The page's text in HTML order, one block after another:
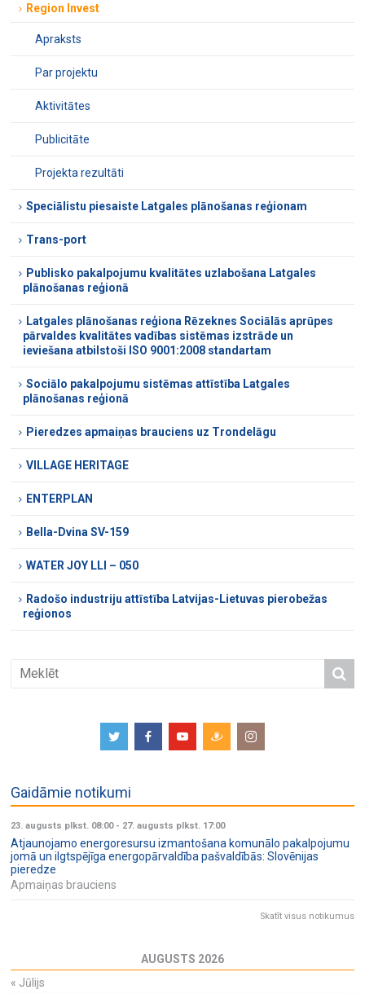
Region Invest
Apraksts
Par projektu
Aktivitātes
Publicitāte
Projekta rezultāti
Speciālistu piesaiste Latgales plānošanas reģionam
Trans-port
Publisko pakalpojumu kvalitātes uzlabošana Latgales
plānošanas reģionā
Latgales plānošanas reģiona Rēzeknes Sociālās aprūpes
pārvaldes kvalitātes vadības sistēmas izstrāde un
ieviešana atbilstoši ISO 9001:2008 standartam
Sociālo pakalpojumu sistēmas attīstība Latgales
plānošanas reģionā
Pieredzes apmaiņas brauciens uz Trondelāgu
VILLAGE HERITAGE
ENTERPLAN
Bella-Dvina SV-159
WATER JOY LLI – 050
Radošo industriju attīstība Latvijas-Lietuvas pierobežas
reģionos
Gaidāmie notikumi
23. augusts plkst. 08:00- 27. augusts plkst. 17:00
Atjaunojamo energoresursu izmantošana komunālo pakalpojumu
jomā un ilgtspējīga energopārvaldība pašvaldībās: Slovēnijas
pieredze
Apmaiņas brauciens
Skatīt visus notikumus
AUGUSTS 2026
« Jūlijs